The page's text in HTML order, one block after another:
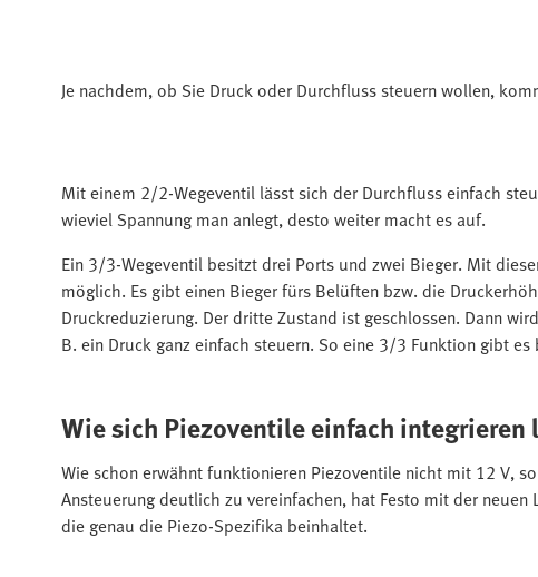
Je nachdem, ob Sie Druck oder Durchfluss steuern wollen,
Mit einem 2/2-Wegeventil lässt sich der Durchfluss einfach
wieviel Spannung man anlegt, desto weiter macht es auf.
Ein 3/3-Wegeventil besitzt drei Ports und zwei Bieger. Mit
möglich. Es gibt einen Bieger fürs Belüften bzw. die
Druckreduzierung. Der dritte Zustand ist geschlossen. Dann
B. ein Druck ganz einfach steuern. So eine 3/3 Funktion gibt
Wie sich Piezoventile einfach integrieren
Wie schon erwähnt funktionieren Piezoventile nicht mit 12 V,
Ansteuerung deutlich zu vereinfachen, hat Festo mit der
die genau die Piezo-Spezifika beinhaltet.